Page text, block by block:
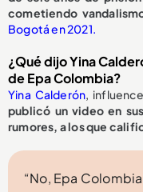
cometiendo
Bogotá en 2021.
¿Qué dijo Yina
de Epa Colombia?
Yina Calderón,
publicó un video en
rumores, a los que
“No, Epa